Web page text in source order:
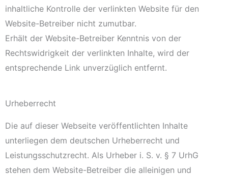
inhaltliche Kontrolle der verlinkten Website für den
Website-Betreiber nicht zumutbar.
Erhält der Website-Betreiber Kenntnis von der
Rechtswidrigkeit der verlinkten Inhalte, wird der
entsprechende Link unverzüglich entfernt.
Urheberrecht
Die auf dieser Webseite veröffentlichten Inhalte
unterliegen dem deutschen Urheberrecht und
Leistungsschutzrecht. Als Urheber i. S. v. § 7 UrhG
stehen dem Website-Betreiber die alleinigen und